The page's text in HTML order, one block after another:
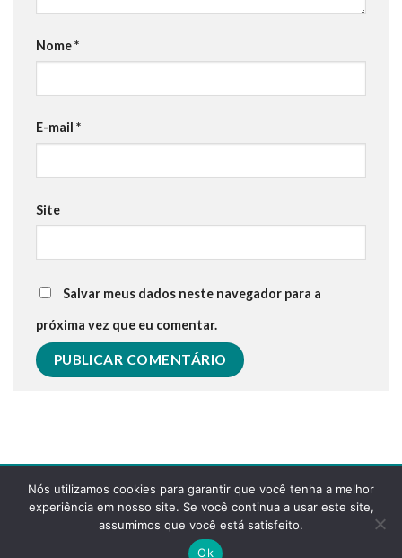
Nome*
E-mail *
Site
Salvar meus dados neste navegador para a
próxima vez que eu comentar.
POLÍTICA DE PRIVACIDADE FAQS
Nós utilizamos cookies para garantir que você tenha a melhor
experiência em nosso site. Se você continua a usar este site,
assumimos que você está satisfeito.
Ok